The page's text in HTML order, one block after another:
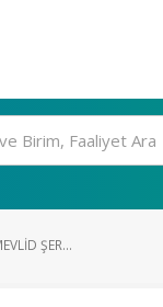
ŞER...